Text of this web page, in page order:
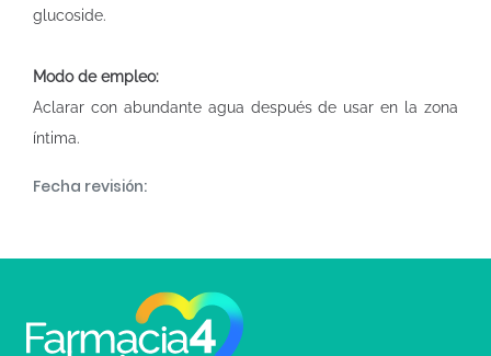
glucoside.
Modo de empleo:
Aclarar con abundante agua después de usar en la zona
íntima.
Fecha revisión: